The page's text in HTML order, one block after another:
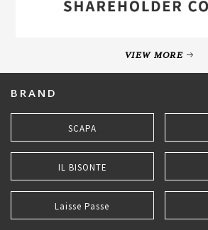
VIEW MORE
BRAND
SCAPA
IL BISONTE
Laisse Passe